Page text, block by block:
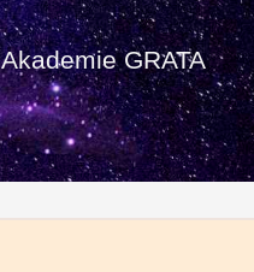
Akademie GRATA